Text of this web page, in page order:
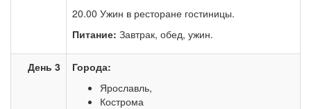
20.00 Ужин в ресторане гостиницы.
Питание: Завтрак, обед, ужин.
День 3
Города:
Ярославль,
Кострома